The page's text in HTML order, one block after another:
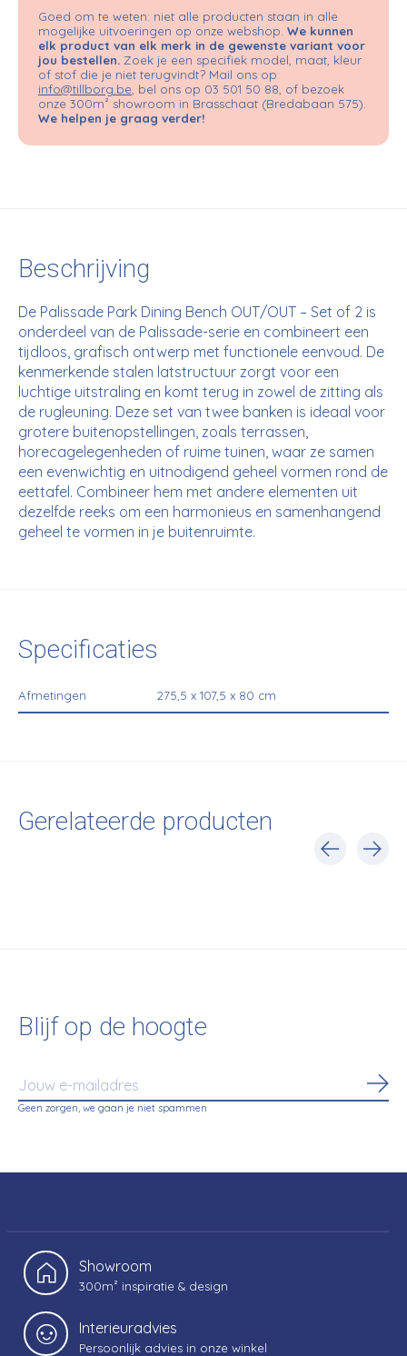
Goed om te weten: niet alle producten staan in alle
mogelijke uitvoeringen op onze webshop. We kunnen
elk product van elk merk in de gewenste variant voor
jou bestellen. Zoek je een specifiek model, maat, kleur
of stof die je niet terugvindt? Mail ons op
info@tillborg.be , bel ons op 03 501 50 88, of bezoek
onze 300m² showroom in Brasschaat (Bredabaan 575).
We helpen je graag verder!
Beschrijving
De Palissade Park Dining Bench OUT/OUT – Set of 2 is
onderdeel van de Palissade-serie en combineert een
tijdloos, grafisch ontwerp met functionele eenvoud. De
kenmerkende stalen latstructuur zorgt voor een
luchtige uitstraling en komt terug in zowel de zitting als
de rugleuning. Deze set van twee banken is ideaal voor
grotere buitenopstellingen, zoals terrassen,
horecagelegenheden of ruime tuinen, waar ze samen
een evenwichtig en uitnodigend geheel vormen rond de
eettafel. Combineer hem met andere elementen uit
dezelfde reeks om een harmonieus en samenhangend
geheel te vormen in je buitenruimte.
Specificaties
Afmetingen 275,5 x 107,5 x 80 cm
Gerelateerde producten
Blijf op de hoogte
Geen zorgen, we gaan je niet spammen
Showroom
300m² inspiratie & design
Interieuradvies
Persoonlijk advies in onze winkel